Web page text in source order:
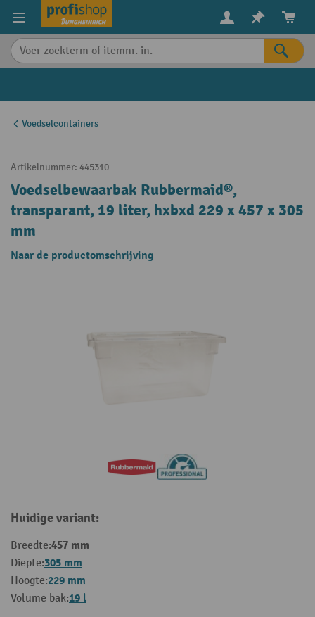
content
Voedselcontainers
Artikelnummer: 445310
Voedselbewaarbak Rubbermaid®,
transparant, 19 liter, hxbxd 229 x 457 x 305
mm
Naar de productomschrijving
Huidige variant:
Breedte:457 mm
Diepte:305 mm
Hoogte:229 mm
Volume bak:19 l